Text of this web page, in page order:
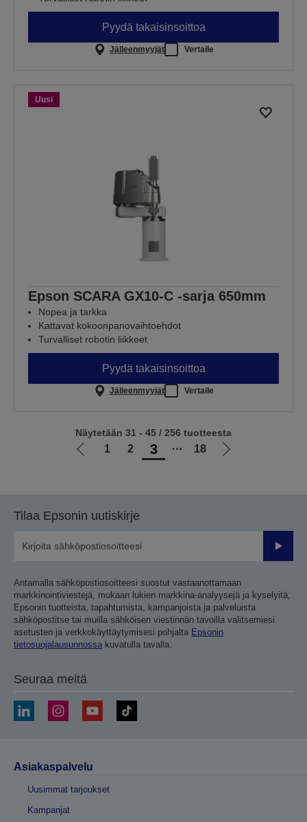
Pyydä takaisinsoittoa
Jälleenmyyjät Vertaile
Uusi
Epson SCARA GX10-C -sarja 650mm
Nopea ja tarkka
Kattavat kokoonpanovaihtoehdot
Turvalliset robotin liikkeet
Pyydä takaisinsoittoa
Jälleenmyyjät Vertaile
Siirry
1 2 3 ⋯ 18
Siirry
Näytetään 31 - 45 / 256 tuotteesta
Tilaa Epsonin uutiskirje
Lähetä
Antamalla sähköpostiosoitteesi suostut vastaanottamaan
markkinointiviestejä, mukaan lukien markkina-analyysejä ja kyselyitä,
Epsonin tuotteista, tapahtumista, kampanjoista ja palveluista
sähköpostitse tai muilla sähköisen viestinnän tavoilla valitsemiesi
asetusten ja verkkokäyttäytymisesi pohjalta Epsonin
tietosuojalausunnossa kuvatulla tavalla.
Seuraa meitä
Asiakaspalvelu
Uusimmat tarjoukset
Kampanjat